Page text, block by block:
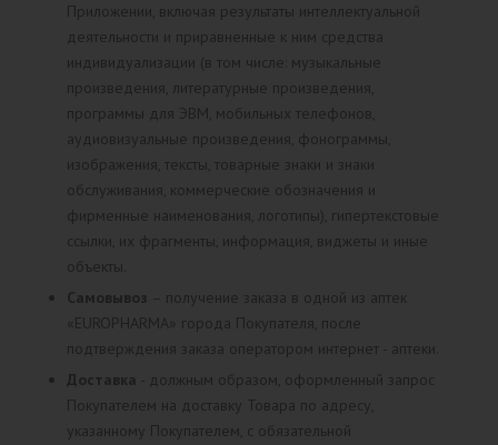
Приложении, включая результаты интеллектуальной
деятельности и приравненные к ним средства
индивидуализации (в том числе: музыкальные
произведения, литературные произведения,
программы для ЭВМ, мобильных телефонов,
аудиовизуальные произведения, фонограммы,
изображения, тексты, товарные знаки и знаки
обслуживания, коммерческие обозначения и
фирменные наименования, логотипы), гипертекстовые
ссылки, их фрагменты, информация, виджеты и иные
объекты.
Самовывоз – получение заказа в одной из аптек
«EUROPHARMA» города Покупателя, после
подтверждения заказа оператором интернет - аптеки.
Доставка - должным образом, оформленный запрос
Покупателем на доставку Товара по адресу,
указанному Покупателем, с обязательной